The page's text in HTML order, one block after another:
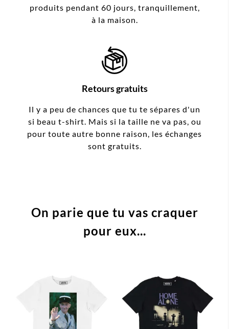
produits pendant 60 jours, tranquillement,
à la maison.
Retours gratuits
Il y a peu de chances que tu te sépares d'un
si beau t-shirt. Mais si la taille ne va pas, ou
pour toute autre bonne raison, les échanges
sont gratuits.
On parie que tu vas craquer
pour eux...